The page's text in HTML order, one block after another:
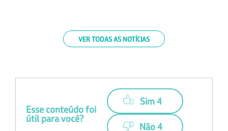
VER TODAS AS NOTÍCIAS
Esse conteúdo foi
útil para você?
Sim 4
Não 4